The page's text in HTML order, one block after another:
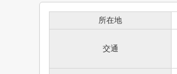
所在地
交通